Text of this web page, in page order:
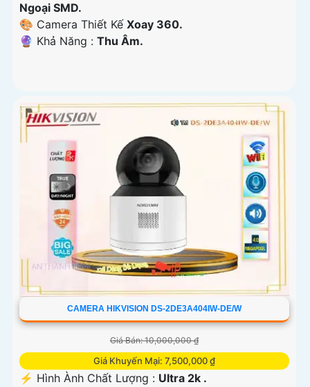
Ngoại SMD.
🎨 Camera Thiết Kế Xoay 360.
️🔮 Khả Năng : Thu Âm.
CAMERA HIKVISION DS-2DE3A404IW-DE/W
Giá Bán: 10,000,000 ₫
Giá Khuyến Mại: 7,500,000 ₫
️⚡ Hình Ành Chất Lượng : Ultra 2k .